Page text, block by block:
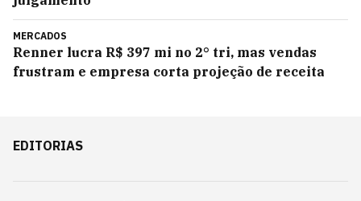
MERCADOS
Renner lucra R$ 397 mi no 2° tri, mas vendas
frustram e empresa corta projeção de receita
EDITORIAS